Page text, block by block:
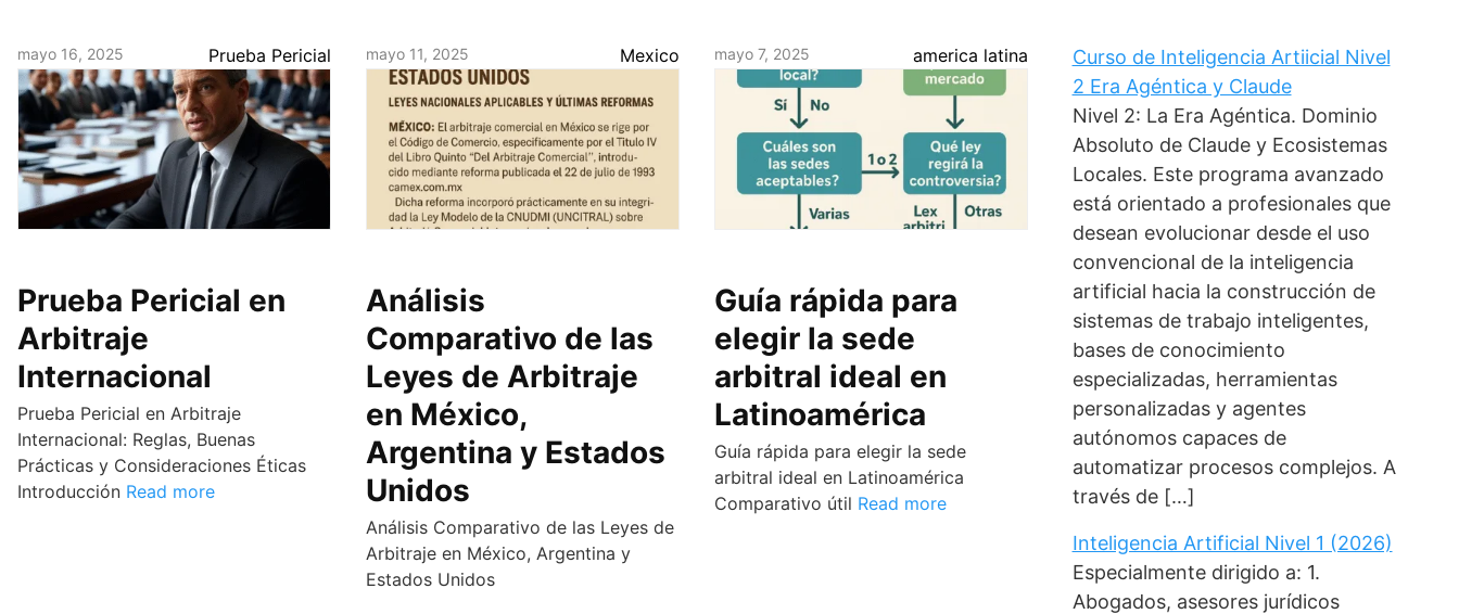
mayo 16, 2025 Prueba Pericial
Prueba Pericial en
Arbitraje
Internacional
Prueba Pericial en Arbitraje
Internacional: Reglas, Buenas
Prácticas y Consideraciones Éticas
Introducción Read more
mayo 11, 2025 Mexico
Análisis
Comparativo de las
Leyes de Arbitraje
en México,
Argentina y Estados
Unidos
Análisis Comparativo de las Leyes de
Arbitraje en México, Argentina y
Estados Unidos
mayo 7, 2025 america latina
Guía rápida para
elegir la sede
arbitral ideal en
Latinoamérica
Guía rápida para elegir la sede
arbitral ideal en Latinoamérica
Comparativo útil Read more
Curso de Inteligencia Artiicial Nivel
2 Era Agéntica y Claude
Nivel 2: La Era Agéntica. Dominio
Absoluto de Claude y Ecosistemas
Locales. Este programa avanzado
está orientado a profesionales que
desean evolucionar desde el uso
convencional de la inteligencia
artificial hacia la construcción de
sistemas de trabajo inteligentes,
bases de conocimiento
especializadas, herramientas
personalizadas y agentes
autónomos capaces de
automatizar procesos complejos. A
través de […]
Inteligencia Artificial Nivel 1 (2026)
Especialmente dirigido a: 1.
Abogados, asesores jurídicos